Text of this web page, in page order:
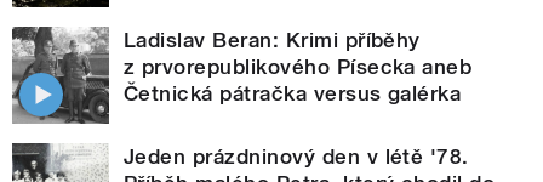
Ladislav Beran: Krimi příběhy
z prvorepublikového Písecka aneb
Četnická pátračka versus galérka
Jeden prázdninový den v létě '78.